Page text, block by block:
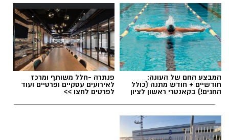
הלב שלנו אולי נשבר לפעמים, אבל אנחנו לא
חייבים להישבר יחד איתו.
מערכת האתר / 09:04 23.07.26
תגים:טד
המבצע החם של העונה:
חודשיים + חודש מתנה (כולל
החגים!) בקאנטרי ראשון לציון
פנתרה -חלל משותף ומרכז
לאירועים עסקיים ופרטיים ועוד
לפרטים לחצו >>